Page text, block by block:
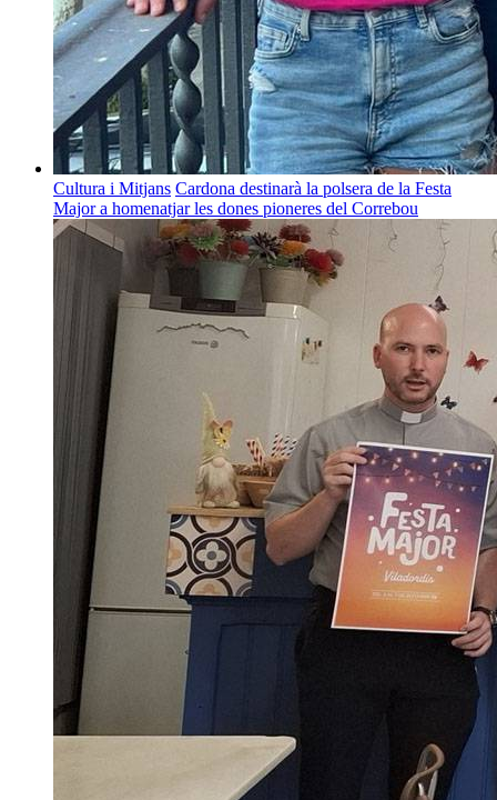
Cultura i Mitjans Cardona destinarà la polsera de la Festa
Major a homenatjar les dones pioneres del Correbou